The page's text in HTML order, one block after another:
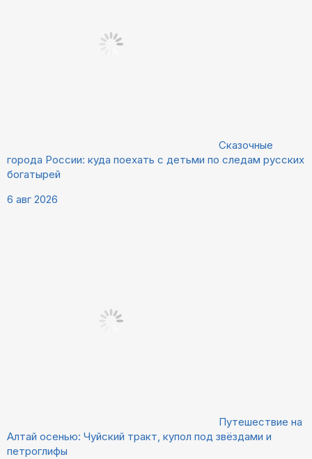
Сказочные
города России: куда поехать с детьми по следам русских
богатырей
6 авг 2026
Путешествие на
Алтай осенью: Чуйский тракт, купол под звёздами и
петроглифы